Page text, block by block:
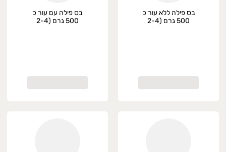
בס פילה ללא עור כ
500 גרם (2-4
בס פילה עם עור כ
500 גרם (2-4